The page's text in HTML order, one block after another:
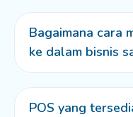
Bagaimana cara
ke dalam bisnis
POS yang